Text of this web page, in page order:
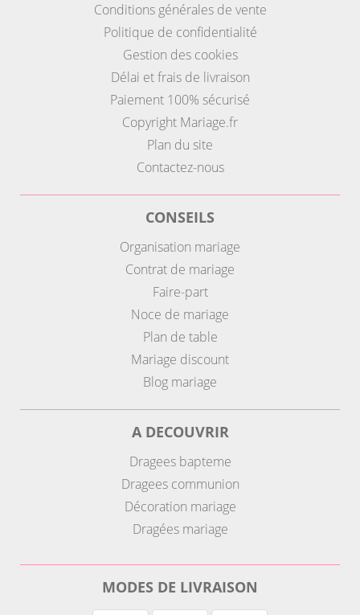
Conditions générales de vente
Politique de confidentialité
Gestion des cookies
Délai et frais de livraison
Paiement 100% sécurisé
Copyright Mariage.fr
Plan du site
Contactez-nous
CONSEILS
Organisation mariage
Contrat de mariage
Faire-part
Noce de mariage
Plan de table
Mariage discount
Blog mariage
A DECOUVRIR
Dragees bapteme
Dragees communion
Décoration mariage
Dragées mariage
MODES DE LIVRAISON